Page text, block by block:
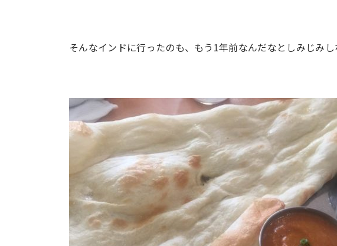
そんなインドに行ったのも、もう1年前なんだなとしみじみ